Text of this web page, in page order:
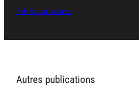
Publication suivante
Autres publications